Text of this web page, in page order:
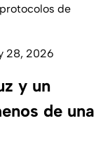
de
28, 2026
y un
de una